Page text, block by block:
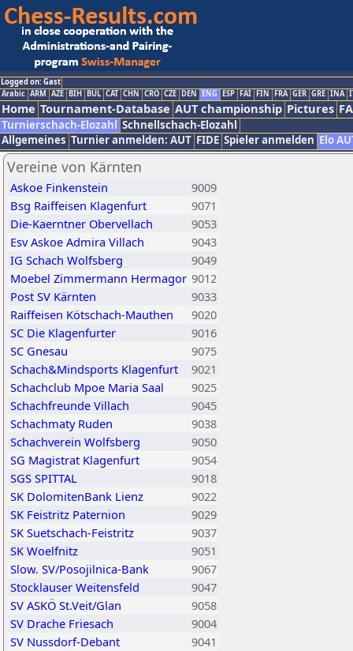
Logged on: Gast
Arabic ARM AZE BIH BUL CAT CHN CRO CZE DEN ENG ESP FAI FIN FRA GER GRE INA
Home Tournament-Database AUT championship Pictures
Turnierschach-Elozahl Schnellschach-Elozahl
Allgemeines Turnier anmelden: AUT FIDE Spieler anmelden Elo
Vereine von Kärnten
Askoe Finkenstein
9009
Bsg Raiffeisen Klagenfurt
9071
Die-Kaerntner Obervellach
9053
Esv Askoe Admira Villach
9043
IG Schach Wolfsberg
9049
Moebel Zimmermann Hermagor 9012
Post SV Kärnten
9033
Raiffeisen Kötschach-Mauthen
9020
SC Die Klagenfurter
9016
SC Gnesau
9075
Schach&Mindsports Klagenfurt
9021
Schachclub Mpoe Maria Saal
9025
Schachfreunde Villach
9045
Schachmaty Ruden
9038
Schachverein Wolfsberg
9050
SG Magistrat Klagenfurt
9054
SGS SPITTAL
9018
SK DolomitenBank Lienz
9022
SK Feistritz Paternion
9029
SK Suetschach-Feistritz
9037
SK Woelfnitz
9051
Slow. SV/Posojilnica-Bank
9067
Stocklauser Weitensfeld
9047
SV ASKÖ St.Veit/Glan
9058
SV Drache Friesach
9004
SV Nussdorf-Debant
9041